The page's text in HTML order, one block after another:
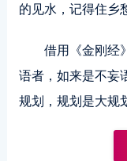
的见水，记得住乡
借用《金刚经
语者，如来是不妄
规划，规划是大规